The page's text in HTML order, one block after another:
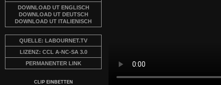
DOWNLOAD UT ENGLISCH
DOWNLOAD UT DEUTSCH
DOWNLOAD UT ITALIENISCH
QUELLE: LABOURNET.TV
LIZENZ: CCL A-NC-SA 3.0
PERMANENTER LINK
CLIP EINBETTEN